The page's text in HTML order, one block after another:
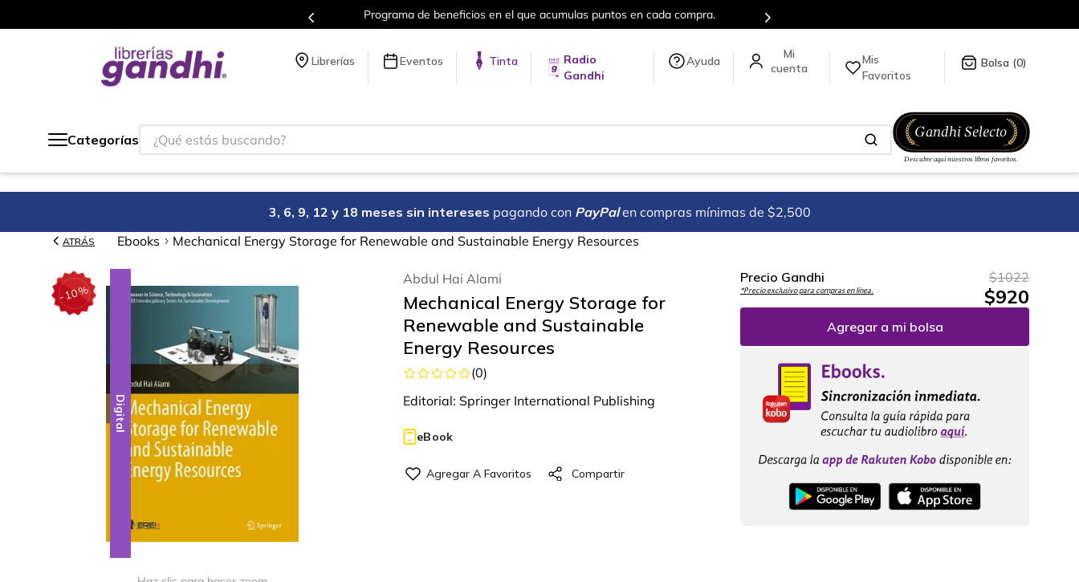
Programa de beneficios en el que acumulas puntos en cada compra.
Librerías Eventos Tinta
Radio
Gandhi
Ayuda
Mis
Favoritos
0
Categorías
¿Qué estás buscando?
3, 6, 9, 12 y 18 meses sin intereses pagando con PayPal en compras mínimas de $2,500
ATRÁS Ebooks Mechanical Energy Storage for Renewable and Sustainable Energy Resources
-10%
Digital
Abdul Hai Alami
Mechanical Energy Storage for
Renewable and Sustainable
Energy Resources
(0)
Editorial: Springer International Publishing
eBook
Precio Gandhi
*Precio exclusivo para compras en línea.
$1022
$920
Agregar a mi bolsa